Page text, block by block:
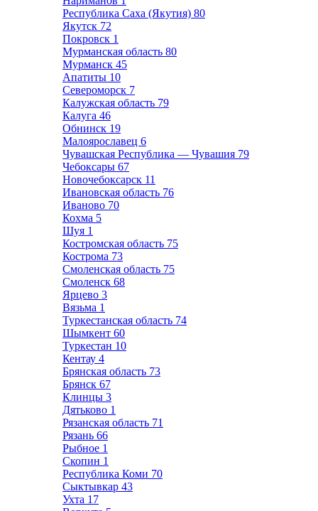
Республика Саха (Якутия) 80
Якутск 72
Покровск 1
Мурманская область 80
Мурманск 45
Апатиты 10
Североморск 7
Калужская область 79
Калуга 46
Обнинск 19
Малоярославец 6
Чувашская Республика — Чувашия 79
Чебоксары 67
Новочебоксарск 11
Ивановская область 76
Иваново 70
Кохма 5
Шуя 1
Костромская область 75
Кострома 73
Смоленская область 75
Смоленск 68
Ярцево 3
Вязьма 1
Туркестанская область 74
Шымкент 60
Туркестан 10
Кентау 4
Брянская область 73
Брянск 67
Клинцы 3
Дятьково 1
Рязанская область 71
Рязань 66
Рыбное 1
Скопин 1
Республика Коми 70
Сыктывкар 43
Ухта 17